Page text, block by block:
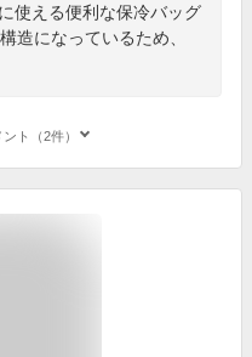
使える便利な保冷バッグ
造になっているため、
ト（2件）